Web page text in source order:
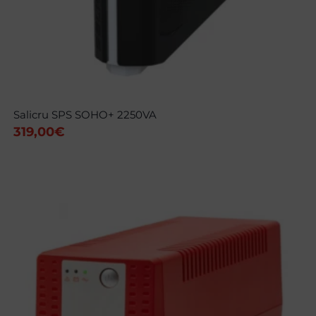
Salicru SPS SOHO+ 2250VA
319,00€